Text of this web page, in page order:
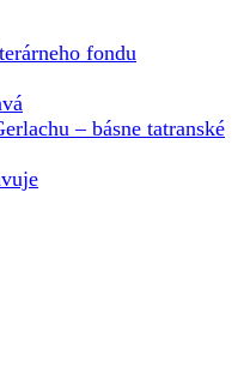
fondu
– básne tatranské